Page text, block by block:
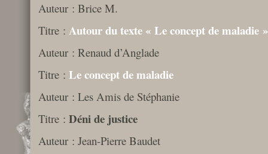
Auteur : Brice M.
Titre : Autour du texte « Le concept de maladie
Auteur : Renaud d’Anglade
Titre : Le concept de maladie
Auteur : Les Amis de Stéphanie
Titre : Déni de justice
Auteur : Jean-Pierre Baudet